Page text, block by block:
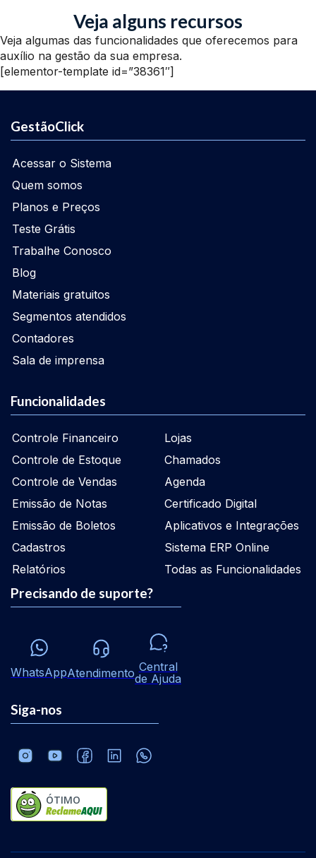
Veja alguns recursos
Veja algumas das funcionalidades que oferecemos para
auxílio na gestão da sua empresa.
[elementor-template id=”38361″]
GestãoClick
Acessar o Sistema
Quem somos
Planos e Preços
Teste Grátis
Trabalhe Conosco
Blog
Materiais gratuitos
Segmentos atendidos
Contadores
Sala de imprensa
Funcionalidades
Controle Financeiro
Controle de Estoque
Controle de Vendas
Emissão de Notas
Emissão de Boletos
Cadastros
Relatórios
Lojas
Chamados
Agenda
Certificado Digital
Aplicativos e Integrações
Sistema ERP Online
Todas as Funcionalidades
Precisando de suporte?
WhatsAppAtendimento Central
de Ajuda
Siga-nos
ÓTIMO